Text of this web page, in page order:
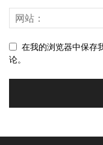
在我的浏览器中保存
论。